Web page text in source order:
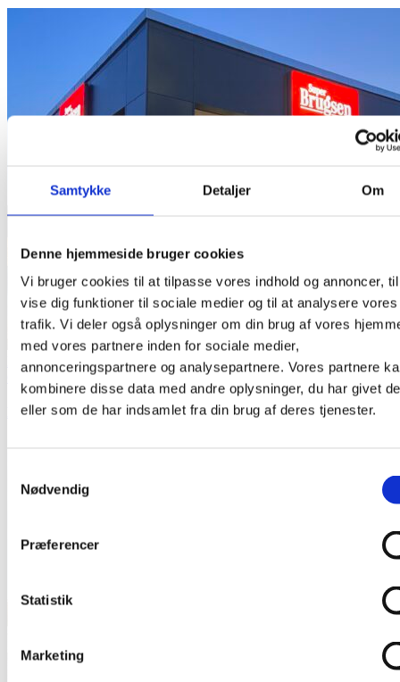
Samtykke Detaljer Om
Denne hjemmeside bruger cookies
Vi bruger cookies til at tilpasse vores indhold og annoncer,
vise dig funktioner til sociale medier og til at analysere vores
trafik. Vi deler også oplysninger om din brug af vores
med vores partnere inden for sociale medier,
annonceringspartnere og analysepartnere. Vores partnere
kombinere disse data med andre oplysninger, du har givet
eller som de har indsamlet fra din brug af deres tjenester.
Nødvendig
Præferencer
Statistik
Marketing
Nyt indgangsparti SuperBrugsen Høruphav
Galleri
Nyt indgangsparti SuperBrugsen Høruphav